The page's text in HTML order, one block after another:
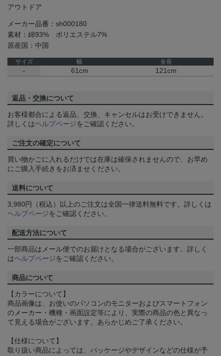
アウトドア
メーカー品番：sh000180
素材：綿93% ポリエステル7%
原産国：中国
サイズ 幅 全長
- 61cm 121cm
返品・交換について
お客様都合による返品、交換、キャンセルはお受けできません。
詳しくはヘルプページをご確認ください。
ご注文の確定について
買い物かごに入れるだけでは在庫は確保されませんので、お早め
にご購入手続きをお済ませください。
送料について
3,980円（税込）以上のご注文は全国一律送料無料です。詳しくは
ヘルプページをご確認ください。
配送方法について
一部商品はメール便でのお届けとなる場合がございます。詳しく
はヘルプページをご確認ください。
商品について
【カラーについて】
商品画像は、お使いのパソコンのモニターおよびスマートフォン
のメーカー・機種・画面設定等により、実際の商品の色と異なっ
て見える場合がございます。あらかじめご了承ください。
【仕様について】
取り扱い商品によっては、パッケージやデザインなどの仕様が予